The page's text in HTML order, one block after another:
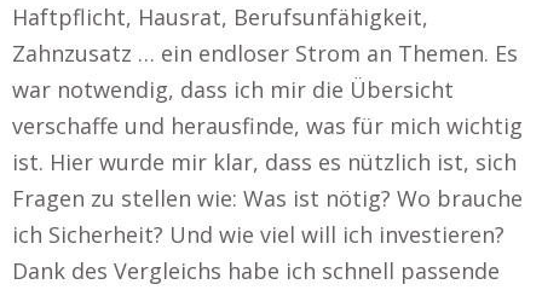
Haftpflicht, Hausrat, Berufsunfähigkeit,
Zahnzusatz … ein endloser Strom an Themen. Es
war notwendig, dass ich mir die Übersicht
verschaffe und herausfinde, was für mich wichtig
ist. Hier wurde mir klar, dass es nützlich ist, sich
Fragen zu stellen wie: Was ist nötig? Wo brauche
ich Sicherheit? Und wie viel will ich investieren?
Dank des Vergleichs habe ich schnell passende